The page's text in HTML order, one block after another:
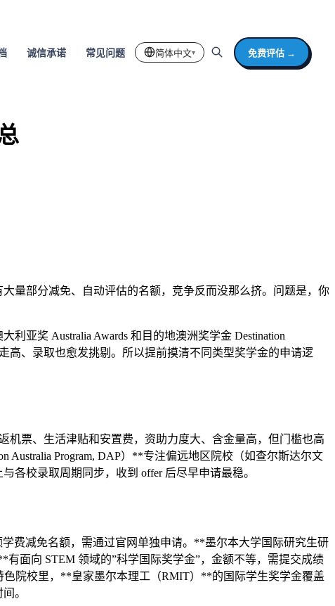
诚信承诺 常见问题 简体中文▾ 免费评估 →
量部分减免、自动评估的名额，竞争反而没那么挤。问题是，你
亚奖 Australia Awards 和目的地澳洲奖学金 Destination
高、录取也愈发挑剔。所以提前摸清不同类型奖学金的申请逻
机票、生活津贴和安置费，资助力度大、含金量高，但门槛也高
Program, DAP）**专注偏远地区院校（如查尔斯达尔文
各校录取周期同步，收到 offer 后尽早申请最稳。
费减免名额，需通过官网单独申请。**墨尔本大学国际研究生研
面向 STEM 领域的”科学国际奖学金”，金额不等，需提交成绩
色院校里，**皇家墨尔本理工（RMIT）**的国际学生奖学金覆盖
。